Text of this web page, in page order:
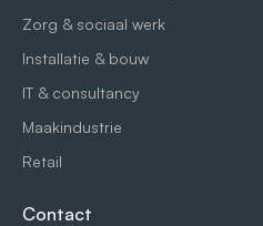
Zorg & sociaal werk
Installatie & bouw
IT & consultancy
Maakindustrie
Retail
Contact